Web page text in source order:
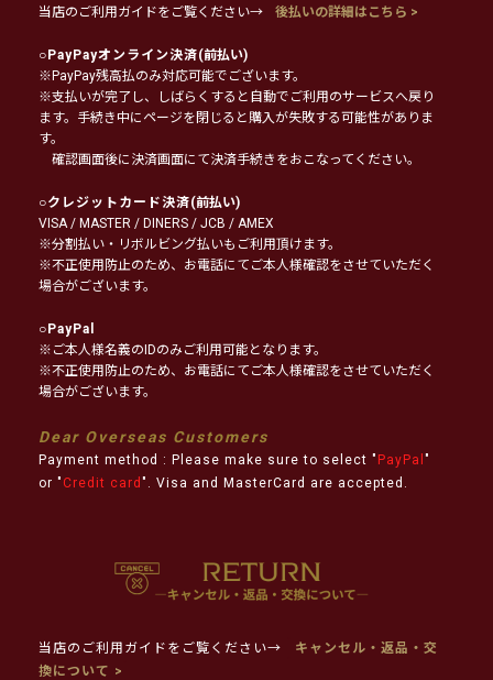
当店のご利用ガイドをご覧ください→ 後払いの詳細はこちら >
○PayPayオンライン決済(前払い)
※PayPay残高払のみ対応可能でございます。
※支払いが完了し、しばらくすると自動でご利用のサービスへ戻り
ます。手続き中にページを閉じると購入が失敗する可能性がありま
す。
確認画面後に決済画面にて決済手続きをおこなってください。
○クレジットカード決済(前払い)
VISA / MASTER / DINERS / JCB / AMEX
※分割払い・リボルビング払いもご利用頂けます。
※不正使用防止のため、お電話にてご本人様確認をさせていただく
場合がございます。
○PayPal
※ご本人様名義のIDのみご利用可能となります。
※不正使用防止のため、お電話にてご本人様確認をさせていただく
場合がございます。
Dear Overseas Customers
Payment method : Please make sure to select " PayPal "
or " Credit card ". Visa and MasterCard are accepted.
当店のご利用ガイドをご覧ください→
キャンセル・返品・交
換について >